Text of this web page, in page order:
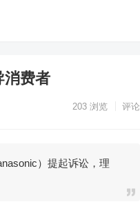
消费者
203 浏览 评论
）提起诉讼，理